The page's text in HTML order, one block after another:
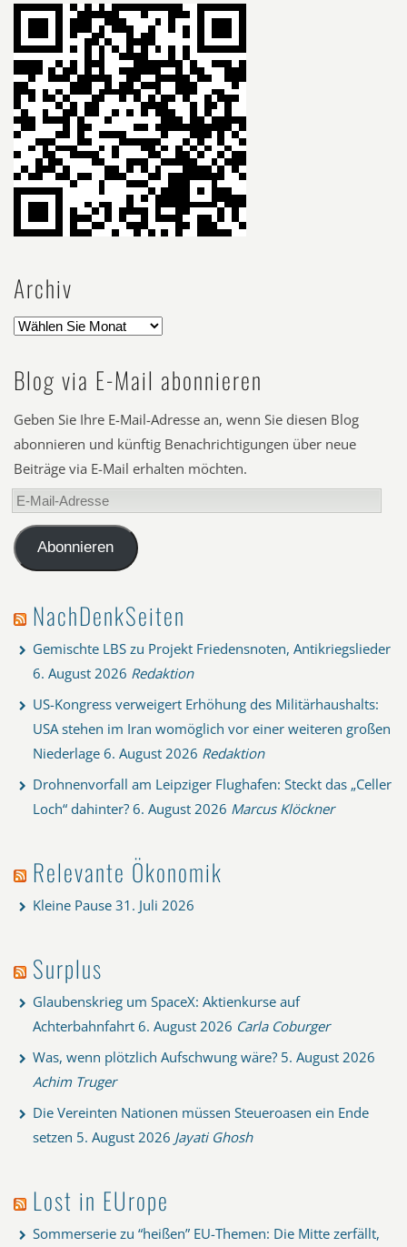
Archiv
Blog via E-Mail abonnieren
Geben Sie Ihre E-Mail-Adresse an, wenn Sie diesen Blog
abonnieren und künftig Benachrichtigungen über neue
Beiträge via E-Mail erhalten möchten.
E-
Mail-
AdresseAbonnieren
NachDenkSeiten
Gemischte LBS zu Projekt Friedensnoten, Antikriegslieder
6. August 2026 Redaktion
US-Kongress verweigert Erhöhung des Militärhaushalts:
USA stehen im Iran womöglich vor einer weiteren großen
Niederlage 6. August 2026 Redaktion
Drohnenvorfall am Leipziger Flughafen: Steckt das „Celler
Loch“ dahinter? 6. August 2026 Marcus Klöckner
Relevante Ökonomik
Kleine Pause 31. Juli 2026
Surplus
Glaubenskrieg um SpaceX: Aktienkurse auf
Achterbahnfahrt 6. August 2026 Carla Coburger
Was, wenn plötzlich Aufschwung wäre? 5. August 2026
Achim Truger
Die Vereinten Nationen müssen Steueroasen ein Ende
setzen 5. August 2026 Jayati Ghosh
Lost in EUrope
Sommerserie zu “heißen” EU-Themen: Die Mitte zerfällt,